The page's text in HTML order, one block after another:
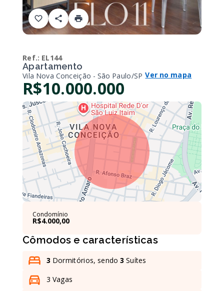
Ref.: EL144
Apartamento
Vila Nova Conceição - São Paulo/SP Ver no mapa
R$10.000.000
Condomínio
R$4.000,00
Cômodos e características
3 Dormitórios, sendo3 Suítes
3 Vagas